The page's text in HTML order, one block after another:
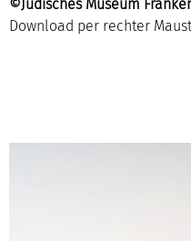
©Jüdisches Museum
Download per rechter